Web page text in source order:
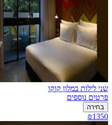
שני לילות במלון קוקו
פרטים נוספים
בחירה
₪1350